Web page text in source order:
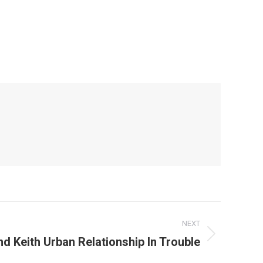
NEXT
Keith Urban Relationship In Trouble